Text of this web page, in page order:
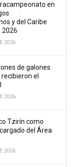
en
y del Caribe
2026
2026
de galones
el
2026
Tzirín como
del Área
2026